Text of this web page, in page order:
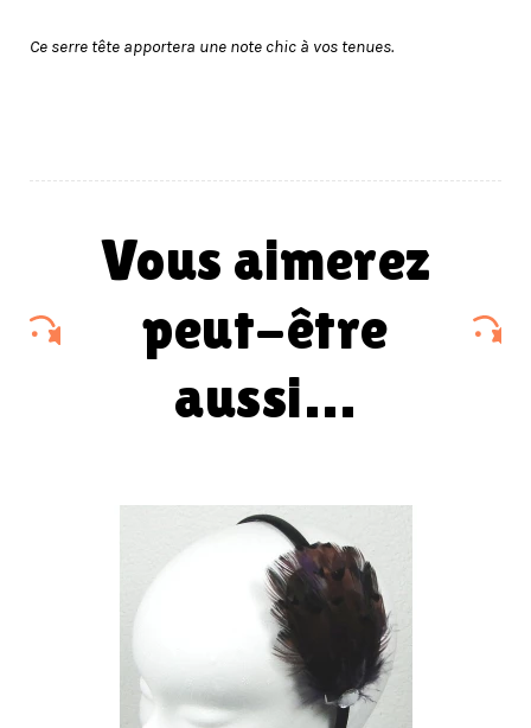
Ce serre tête apportera une note chic à vos tenues.
vous aimerez
peut-être
aussi…